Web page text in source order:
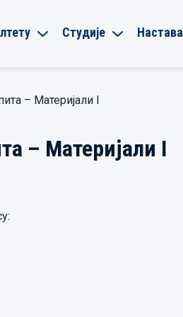
Студије Настава
– Материјали I
– Материјали I